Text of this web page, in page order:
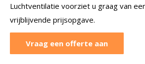
Luchtventilatie voorziet u graag van
vrijblijvende prijsopgave.
Vraag een offerte aan